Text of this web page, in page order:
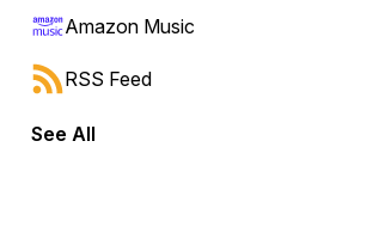
forward or backward.
Amazon Music
RSS Feed
See All